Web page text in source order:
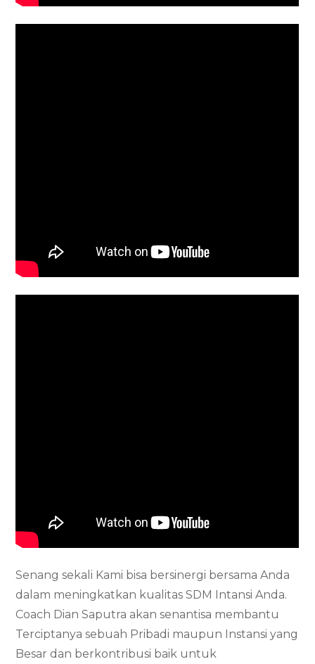
Senang sekali Kami bisa bersinergi bersama Anda
dalam meningkatkan kualitas SDM Intansi Anda.
Coach Dian Saputra akan senantisa membantu
Terciptanya sebuah Pribadi maupun Instansi yang
Besar dan berkontribusi baik untuk